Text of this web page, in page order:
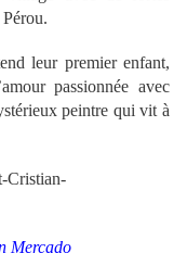
leur premier enfant,
passionnée avec
peintre qui vit à
Mercado